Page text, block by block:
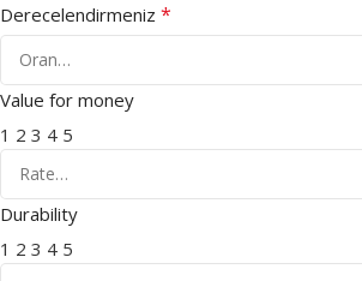
Derecelendirmeniz *
Value for money
1 2 3 4 5
Durability
1 2 3 4 5